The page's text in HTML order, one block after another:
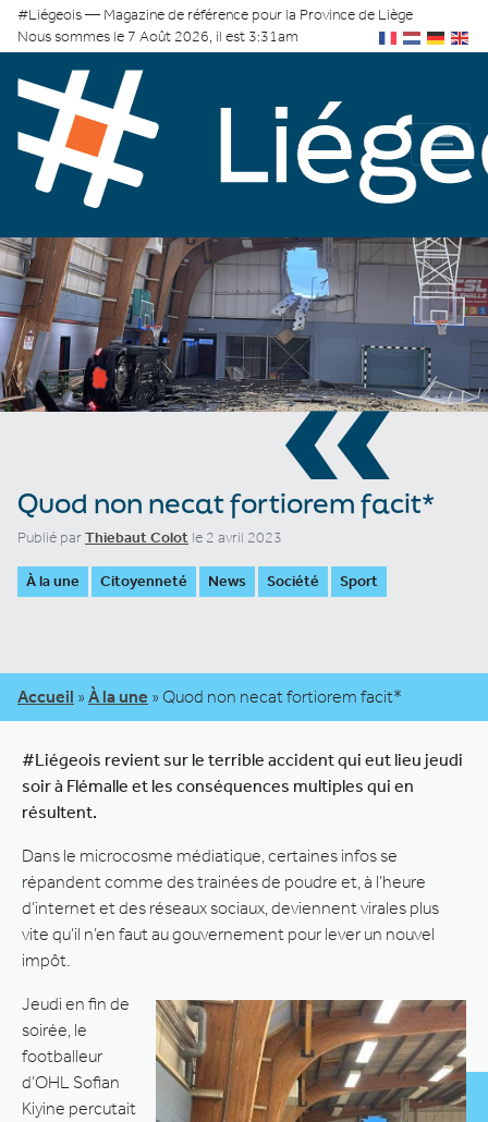
#Liégeois — Magazine de référence pour la Province de Liège
Nous sommes le 7 Août 2026, il est 3:31am
«
Quod non necat fortiorem facit*
Publié parThiebaut Colot le 2 avril 2023
À la une Citoyenneté News Société Sport
Accueil » À la une » Quod non necat fortiorem facit*
#Liégeois revient sur le terrible accident qui eut lieu jeudi
soir à Flémalle et les conséquences multiples qui en
résultent.
Dans le microcosme médiatique, certaines infos se
répandent comme des trainées de poudre et, à l’heure
d’internet et des réseaux sociaux, deviennent virales plus
vite qu’il n’en faut au gouvernement pour lever un nouvel
impôt.
Jeudi en fin de
soirée, le
footballeur
d’OHL Sofian
Kiyine percutait